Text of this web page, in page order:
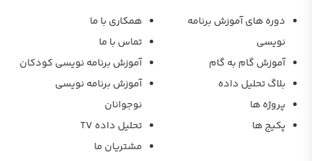
دوره های آموزش برنامه
نویسی
آموزش گام به گام
بلاگ تحلیل داده
پروژه ها
پکیج ها
همکاری با ما
تماس با ما
آموزش برنامه نویسی کودکان
آموزش برنامه نویسی
نوجوانان
تحلیل داده TV
مشتریان ما